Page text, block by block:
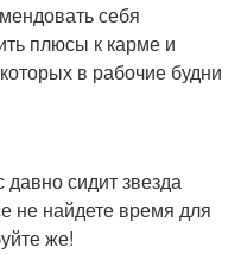
себя
плюсы к карме и
в рабочие будни
сидит звезда
не найдете время для
же!